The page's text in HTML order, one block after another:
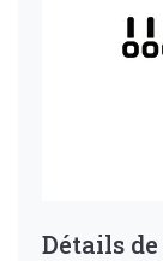
Détails